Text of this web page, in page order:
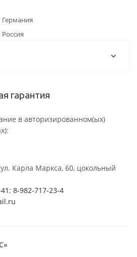
Германия
Россия
гарантия
в авторизированном(ых)
Карла Маркса, 60, цокольный
; 8-982-717-23-4